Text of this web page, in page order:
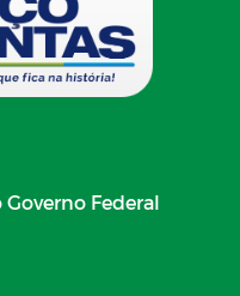
Federal